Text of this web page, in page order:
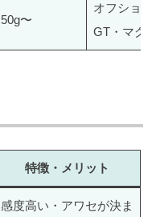
50g〜
オフショア
GT・マグ
特徴・メリット
感度高い・アワセが決ま